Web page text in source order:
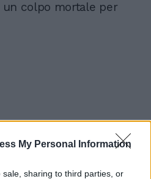
My Personal Information
sharing to third parties, or
un colpo mortale per